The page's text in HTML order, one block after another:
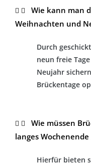
Wie kann man
Weihnachten und
Durch
neun freie
Neujahr
Brückentage
Wie müssen
langes
Hierfür bieten